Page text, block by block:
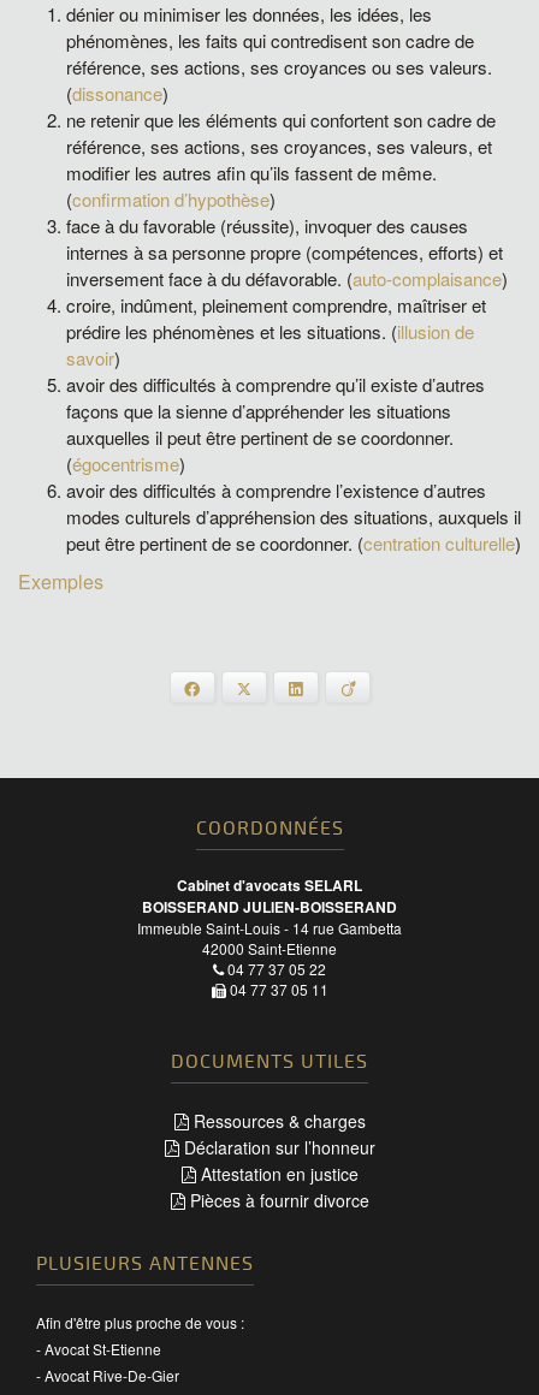
dénier ou minimiser les données, les idées, les
phénomènes, les faits qui contredisent son cadre de
référence, ses actions, ses croyances ou ses valeurs.
(dissonance)
ne retenir que les éléments qui confortent son cadre de
référence, ses actions, ses croyances, ses valeurs, et
modifier les autres afin qu’ils fassent de même.
(confirmation d’hypothèse)
face à du favorable (réussite), invoquer des causes
internes à sa personne propre (compétences, efforts) et
inversement face à du défavorable. (auto-complaisance)
croire, indûment, pleinement comprendre, maîtriser et
prédire les phénomènes et les situations. (illusion de
savoir)
avoir des difficultés à comprendre qu’il existe d’autres
façons que la sienne d’appréhender les situations
auxquelles il peut être pertinent de se coordonner.
(égocentrisme)
avoir des difficultés à comprendre l’existence d’autres
modes culturels d’appréhension des situations, auxquels il
peut être pertinent de se coordonner. (centration culturelle)
Exemples
Facebook LinkedIn
COORDONNÉES
Cabinet d'avocats SELARL
BOISSERAND JULIEN-BOISSERAND
Immeuble Saint-Louis - 14 rue Gambetta
42000 Saint-Etienne
04 77 37 05 22
04 77 37 05 11
DOCUMENTS UTILES
Ressources & charges
Déclaration sur l’honneur
Attestation en justice
Pièces à fournir divorce
PLUSIEURS ANTENNES
Afin d'être plus proche de vous :
-Avocat St-Etienne
-Avocat Rive-De-Gier